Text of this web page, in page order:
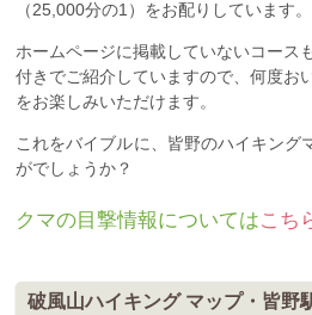
（25,000分の1）をお配りしています。
ホームページに掲載していないコース
付きでご紹介していますので、何度お
をお楽しみいただけます。
これをバイブルに、皆野のハイキング
がでしょうか？
クマの目撃情報についてはこち
破風山ハイキング マップ・皆野